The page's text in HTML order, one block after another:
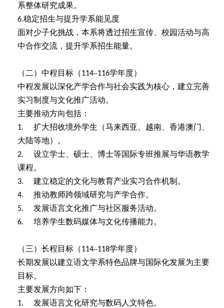
系整体研究成果。
6.稳定招生与提升学系能见度
面对少子化挑战，本系将透过招生宣传、校园活动与高
中合作交流，提升学系招生能量。
（二）中程目标（114–116学年度）
中程发展以深化产学合作与社会实践为核心，建立完善
实习制度与文化推广活动。
主要推动方向包括：
1. 扩大招收境外学生（马来西亚、越南、香港澳门、
大陆等地）。
2. 设立学士、硕士、博士等国际专班推展与华语教学
课程。
3. 建立稳定的文化与教育产业实习合作机制。
4. 推动教师跨领域研究与产学合作。
5. 发展语言文化推广与社区服务活动。
6. 培养学生数码媒体与文化传播能力。
（三）长程目标（114–118学年度）
长期发展以建立语文学系特色品牌与国际化发展为主要
目标。
主要发展方向如下：
1. 发展语言文化研究与数码人文特色。